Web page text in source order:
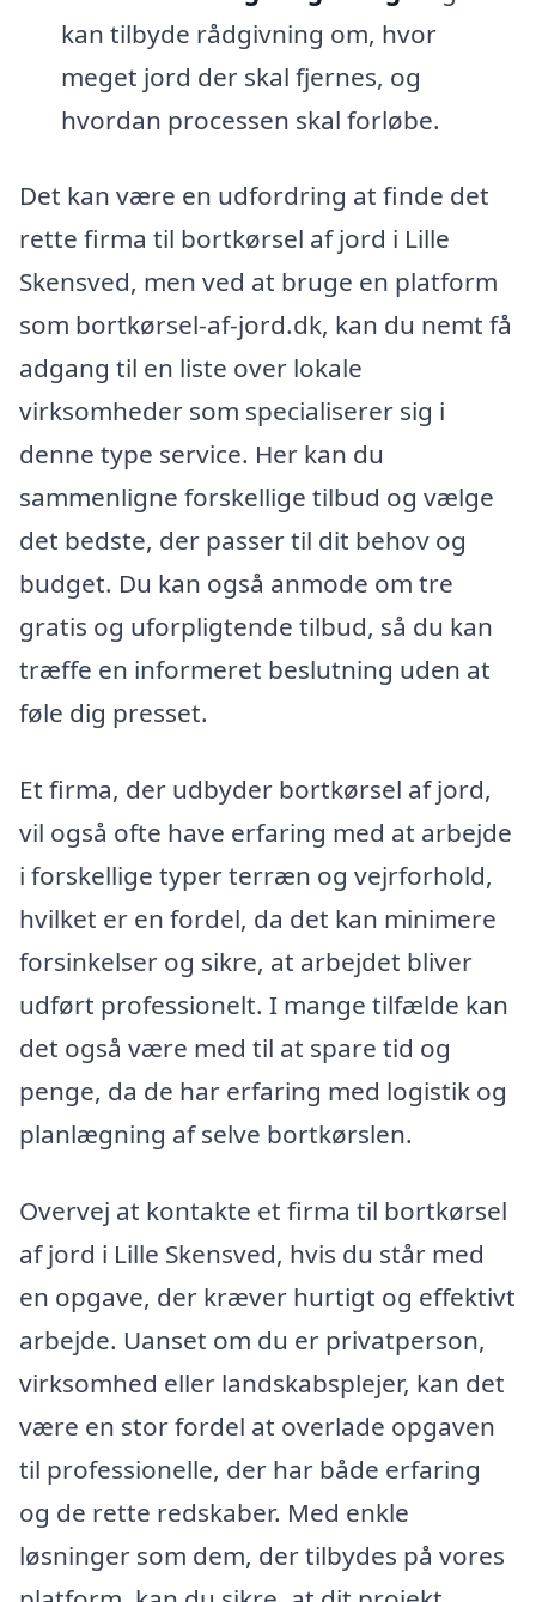
kan tilbyde rådgivning om, hvor
meget jord der skal fjernes, og
hvordan processen skal forløbe.
Det kan være en udfordring at finde det
rette firma til bortkørsel af jord i Lille
Skensved, men ved at bruge en platform
som bortkørsel-af-jord.dk, kan du nemt få
adgang til en liste over lokale
virksomheder som specialiserer sig i
denne type service. Her kan du
sammenligne forskellige tilbud og vælge
det bedste, der passer til dit behov og
budget. Du kan også anmode om tre
gratis og uforpligtende tilbud, så du kan
træffe en informeret beslutning uden at
føle dig presset.
Et firma, der udbyder bortkørsel af jord,
vil også ofte have erfaring med at arbejde
i forskellige typer terræn og vejrforhold,
hvilket er en fordel, da det kan minimere
forsinkelser og sikre, at arbejdet bliver
udført professionelt. I mange tilfælde kan
det også være med til at spare tid og
penge, da de har erfaring med logistik og
planlægning af selve bortkørslen.
Overvej at kontakte et firma til bortkørsel
af jord i Lille Skensved, hvis du står med
en opgave, der kræver hurtigt og effektivt
arbejde. Uanset om du er privatperson,
virksomhed eller landskabsplejer, kan det
være en stor fordel at overlade opgaven
til professionelle, der har både erfaring
og de rette redskaber. Med enkle
løsninger som dem, der tilbydes på vores